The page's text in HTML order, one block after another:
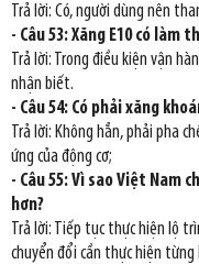
Trả lời: Có, người dùng nên
- Câu 53: Xăng E10 có
Trả lời: Trong điều kiện vận
nhận biết.
- Câu 54: Có phải xăng
Trả lời: Không hẳn, phải pha
ứng của động cơ;
- Câu 55: Vì sao Việt Nam
hơn?
Trả lời: Tiếp tục thực hiện lộ
chuyển đổi cần thực hiện